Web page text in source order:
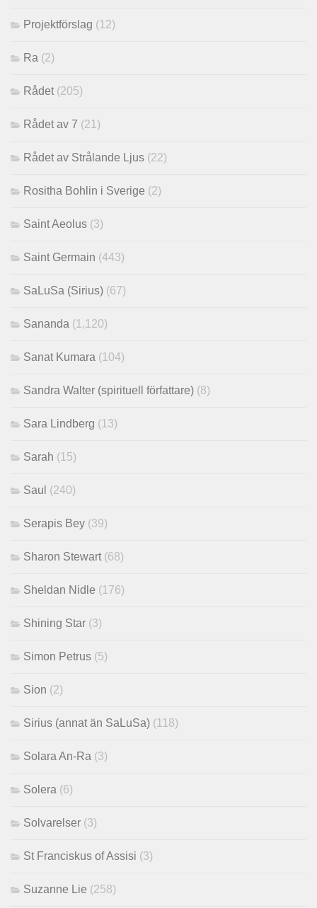
Projektförslag (12)
Ra (2)
Rådet (205)
Rådet av 7 (21)
Rådet av Strålande Ljus (22)
Rositha Bohlin i Sverige (2)
Saint Aeolus (3)
Saint Germain (443)
SaLuSa (Sirius) (67)
Sananda (1,120)
Sanat Kumara (104)
Sandra Walter (spirituell författare) (8)
Sara Lindberg (13)
Sarah (15)
Saul (240)
Serapis Bey (39)
Sharon Stewart (68)
Sheldan Nidle (176)
Shining Star (3)
Simon Petrus (5)
Sion (2)
Sirius (annat än SaLuSa) (118)
Solara An-Ra (3)
Solera (6)
Solvarelser (3)
St Franciskus of Assisi (3)
Suzanne Lie (258)